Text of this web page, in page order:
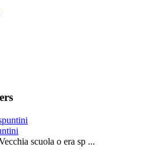
scuola o era sp ...